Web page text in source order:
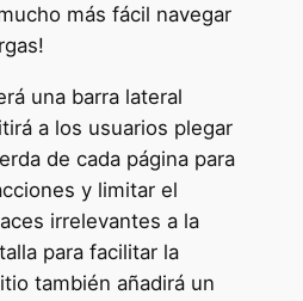
más fácil navegar
una barra lateral
a los usuarios plegar
de cada página para
y limitar el
irrelevantes a la
para facilitar la
también añadirá un